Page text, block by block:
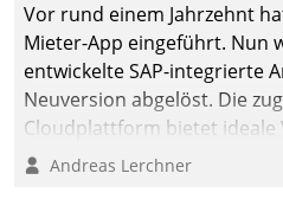
Vor rund einem Jahrzehnt
Mieter-App eingeführt. Nun
entwickelte SAP-integrierte
Neuversion abgelöst. Die
Cloudplattform bietet ideale
die Funktionalität der App
Andreas Lerchner